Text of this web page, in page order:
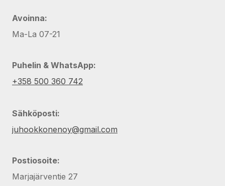
Avoinna:
Ma-La 07-21
Puhelin & WhatsApp:
+358 500 360 742
Sähköposti:
juhookkonenoy@gmail.com
Postiosoite:
Marjajärventie 27